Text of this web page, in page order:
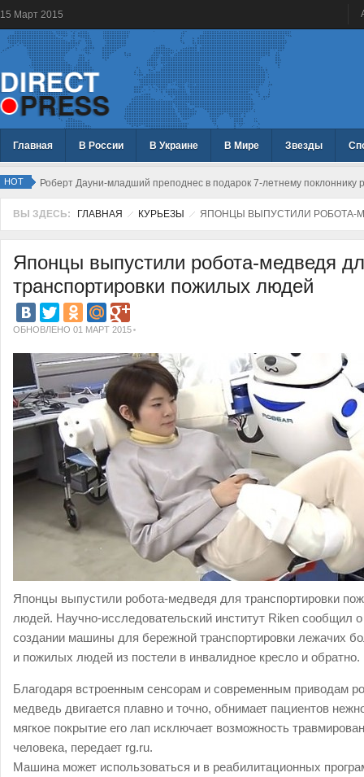
15 Март 2015
Главная В России В Украине В Мире Звезды
HOT Роберт Дауни-младший преподнес в подарок 7-летнему поклоннику
ВЫ ЗДЕСЬ: ГЛАВНАЯ КУРЬЕЗЫ ЯПОНЦЫ ВЫПУСТИЛИ РОБОТА-
Японцы выпустили робота-медведя
транспортировки пожилых людей
ОБНОВЛЕНО 01 МАРТ 2015
Японцы выпустили робота-медведя для транспортировки
людей. Научно-исследовательский институт Riken сообщил о
создании машины для бережной транспортировки лежачих
и пожилых людей из постели в инвалидное кресло и обратно.
Благодаря встроенным сенсорам и современным приводам
медведь двигается плавно и точно, обнимает пациентов
мягкое покрытие его лап исключает возможность
человека, передает rg.ru.
Машина может использоваться и в реабилитационных